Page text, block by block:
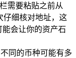
需要粘贴之前从
仔细核对地址，这
会让你的资产石
同的币种可能有多